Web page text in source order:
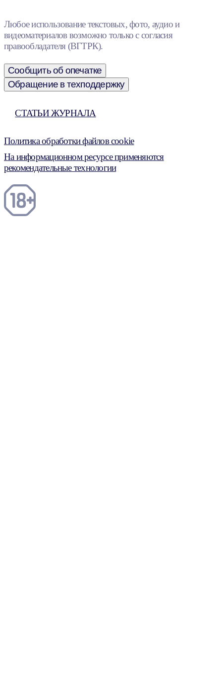
Любое использование текстовых, фото, аудио и
видеоматериалов возможно только с согласия
правообладателя (ВГТРК).
Сообщить об опечатке
Обращение в техподдержку
СТАТЬИ ЖУРНАЛА
Политика обработки файлов cookie
На информационном ресурсе применяются
рекомендательные технологии